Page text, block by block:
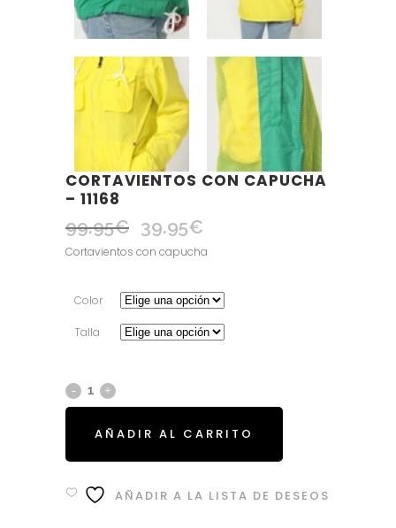
CORTAVIENTOS CON CAPUCHA
– 11168
99.95€
El
precio
era:
39.95€
precio
es:
Cortavientos con capucha
Color
Talla
AÑADIR AL CARRITO
AÑADIR A LA LISTA DE DESEOS